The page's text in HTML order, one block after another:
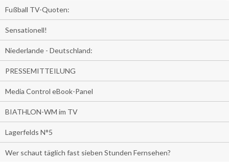
Fußball TV-Quoten:
Sensationell!
Niederlande - Deutschland:
PRESSEMITTEILUNG
Media Control eBook-Panel
BIATHLON-WM im TV
Lagerfelds N°5
Wer schaut täglich fast sieben Stunden Fernsehen?